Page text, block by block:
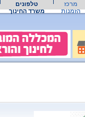
מרכז
הזמנות
טלפונים
משרד החינוך